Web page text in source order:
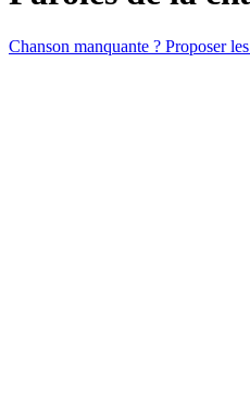
Chanson manquante ? Proposer